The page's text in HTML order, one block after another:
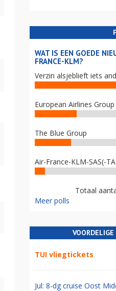
WAT IS EEN GOEDE
FRANCE-KLM?
Verzin alsjeblieft iets
European Airlines Group
The Blue Group
Air-France-KLM-SAS(-
Totaal
Meer polls
TUI vliegtickets
Jul: 8-dg cruise Oost